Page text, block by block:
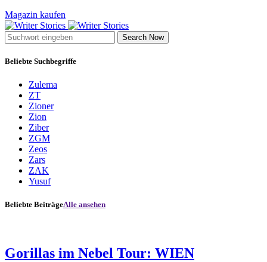
Magazin kaufen
Search Now
Beliebte Suchbegriffe
Zulema
ZT
Zioner
Zion
Ziber
ZGM
Zeos
Zars
ZAK
Yusuf
Beliebte BeiträgeAlle ansehen
Gorillas im Nebel Tour: WIEN